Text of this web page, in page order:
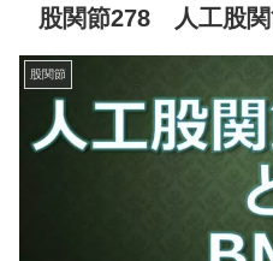
股関節278 人工股関
股関節